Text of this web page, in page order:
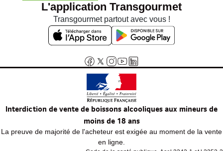
L'application Transgourmet
Transgourmet partout avec vous !
Interdiction de vente de boissons alcooliques aux mineurs de
moins de 18 ans
La preuve de majorité de l'acheteur est exigée au moment de la vente
en ligne.